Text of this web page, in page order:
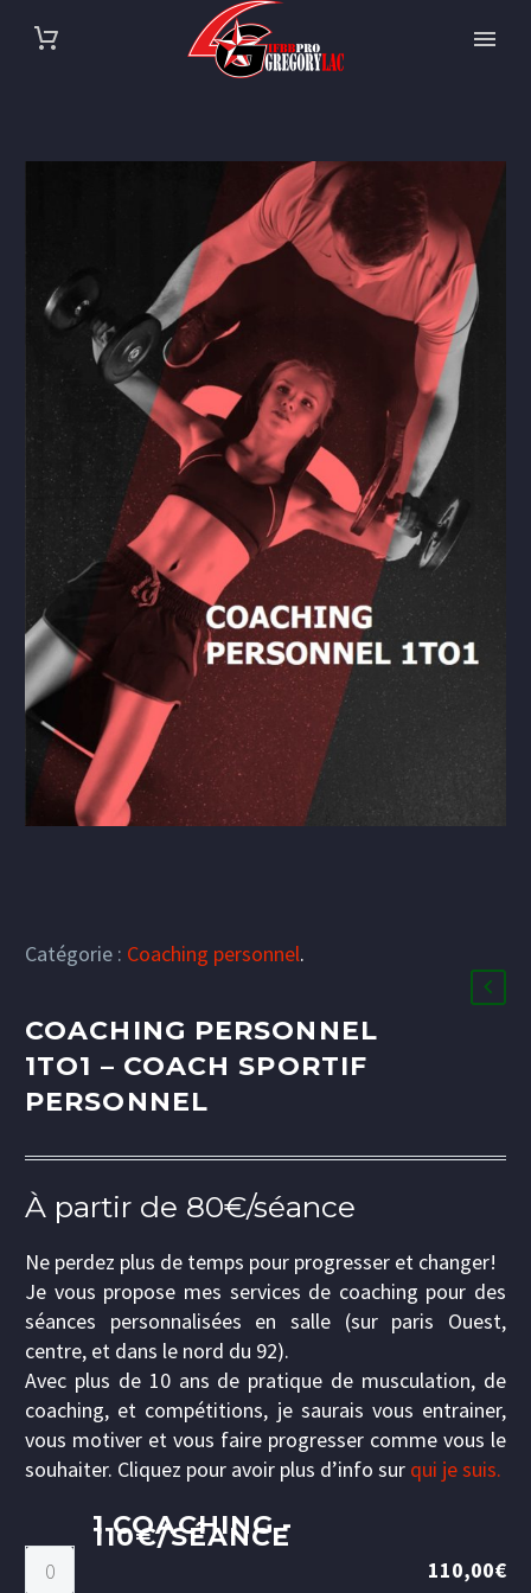
Catégorie : Coaching personnel.
COACHING PERSONNEL
1TO1 – COACH SPORTIF
PERSONNEL
À partir de 80€/séance
Ne perdez plus de temps pour progresser et changer!
Je vous propose mes services de coaching pour des
séances personnalisées en salle (sur paris Ouest,
centre, et dans le nord du 92).
Avec plus de 10 ans de pratique de musculation, de
coaching, et compétitions, je saurais vous entrainer,
vous motiver et vous faire progresser comme vous le
souhaiter. Cliquez pour avoir plus d’info sur qui je suis.
quantité
1 COACHING -
110€/SÉANCE
110,00€